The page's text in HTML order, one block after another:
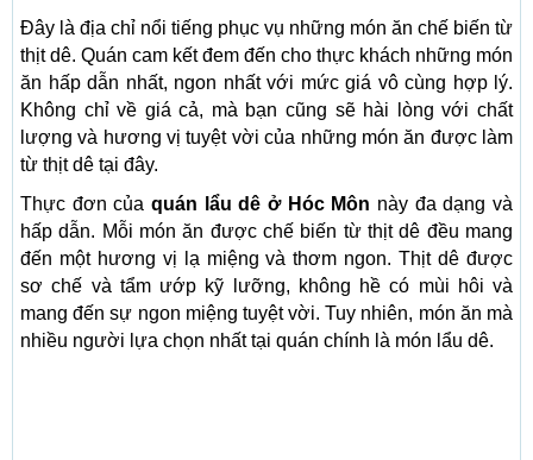
Đây là địa chỉ nổi tiếng phục vụ những món ăn chế biến từ
thịt dê. Quán cam kết đem đến cho thực khách những món
ăn hấp dẫn nhất, ngon nhất với mức giá vô cùng hợp lý.
Không chỉ về giá cả, mà bạn cũng sẽ hài lòng với chất
lượng và hương vị tuyệt vời của những món ăn được làm
từ thịt dê tại đây.
Thực đơn của quán lẩu dê ở Hóc Môn này đa dạng và
hấp dẫn. Mỗi món ăn được chế biến từ thịt dê đều mang
đến một hương vị lạ miệng và thơm ngon. Thịt dê được
sơ chế và tẩm ướp kỹ lưỡng, không hề có mùi hôi và
mang đến sự ngon miệng tuyệt vời. Tuy nhiên, món ăn mà
nhiều người lựa chọn nhất tại quán chính là món lẩu dê.